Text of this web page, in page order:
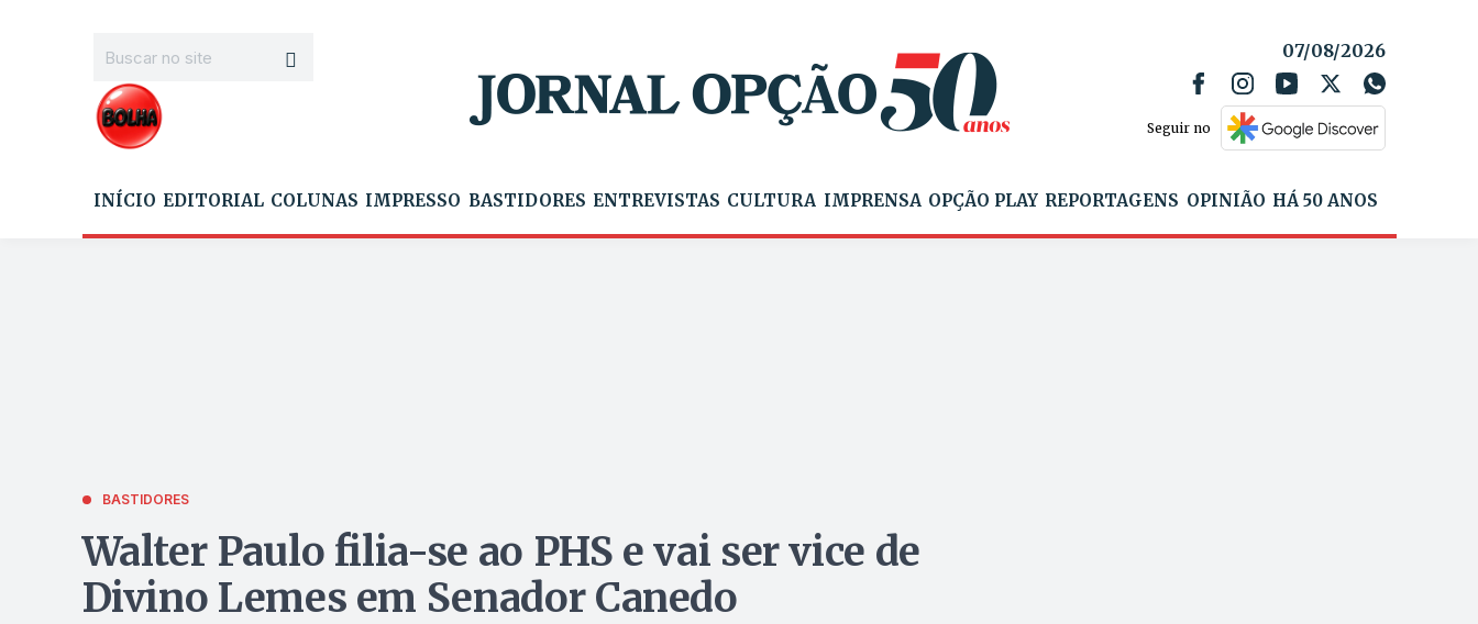
07/08/2026
Seguir no
INÍCIO EDITORIAL COLUNAS IMPRESSO BASTIDORES ENTREVISTAS CULTURA IMPRENSA OPÇÃO PLAY REPORTAGENS OPINIÃO HÁ 50 ANOS
BASTIDORES
Walter Paulo filia-se ao PHS e vai ser vice de
Divino Lemes em Senador Canedo